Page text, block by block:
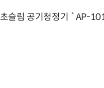
슬림 공기청정기 `AP-